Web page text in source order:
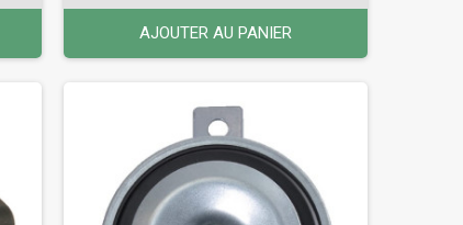
AJOUTER AU PANIER